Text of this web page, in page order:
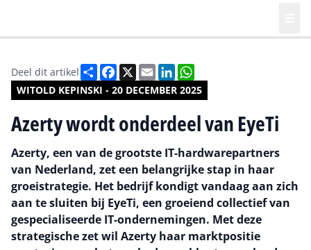
WITOLD KEPINSKI - 20 DECEMBER 2025
Deel dit artikel DeelFacebook
X EmailLinkedIn
Azerty wordt onderdeel van EyeTi
Azerty, een van de grootste IT-hardwarepartners
van Nederland, zet een belangrijke stap in haar
groeistrategie. Het bedrijf kondigt vandaag aan zich
aan te sluiten bij EyeTi, een groeiend collectief van
gespecialiseerde IT-ondernemingen. Met deze
strategische zet wil Azerty haar marktpositie